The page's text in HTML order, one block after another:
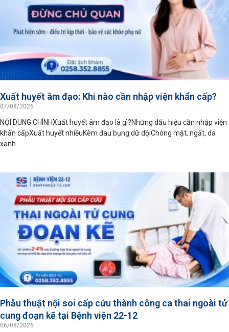
Xuất huyết âm đạo: Khi nào cần nhập viện khẩn cấp?
07/08/2026
NỘI DUNG CHÍNHXuất huyết âm đạo là gì?Những dấu hiệu cần nhập viện
khẩn cấpXuất huyết nhiềuKèm đau bụng dữ dộiChóng mặt, ngất, da
xanh
Phẫu thuật nội soi cấp cứu thành công ca thai ngoài tử
cung đoạn kẽ tại Bệnh viện 22-12
06/08/2026